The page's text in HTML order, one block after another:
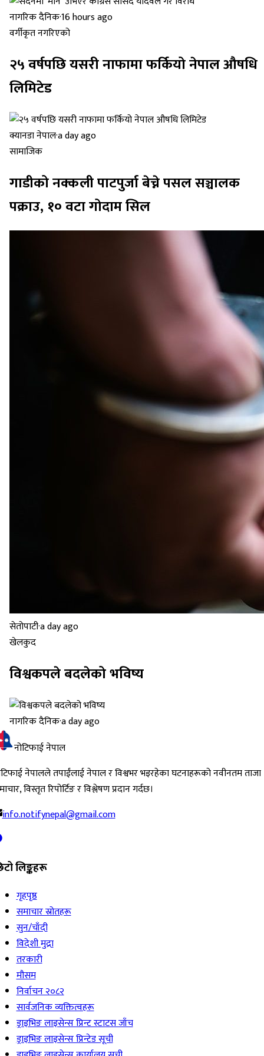
नागरिक दैनिक·16 hours ago
वर्गीकृत नगरिएको
२५ वर्षपछि यसरी नाफामा फर्कियो नेपाल औषधि
लिमिटेड
क्यानडा नेपाल·a day ago
सामाजिक
गाडीको नक्कली पाटपुर्जा बेच्ने पसल सञ्चालक
पक्राउ, १० वटा गोदाम सिल
सेतोपाटी·a day ago
खेलकुद
विश्वकपले बदलेको भविष्य
नागरिक दैनिक·a day ago
नोटिफाई नेपाल
नेपालले तपाईंलाई नेपाल र विश्वभर भइरहेका घटनाहरूको नवीनतम ताजा
विस्तृत रिपोर्टिङ र विश्लेषण प्रदान गर्दछ।
info.notifynepal@gmail.com
लिङ्कहरू
गृहपृष्ठ
समाचार स्रोतहरू
सुन/चाँदी
विदेशी मुद्रा
तरकारी
मौसम
निर्वाचन २०८२
सार्वजनिक व्यक्तित्वहरू
ड्राइभिङ लाइसेन्स प्रिन्ट स्टाटस जाँच
ड्राइभिङ लाइसेन्स प्रिन्टेड सूची